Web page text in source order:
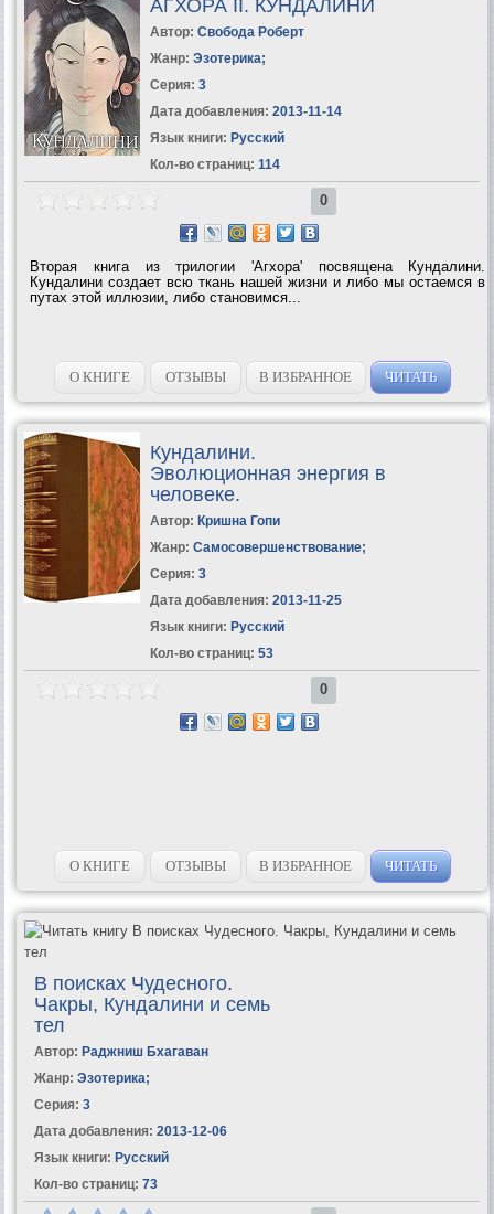
АГХОРА II. КУНДАЛИНИ
Автор: Свобода Роберт
Жанр: Эзотерика;
Серия: 3
Дата добавления: 2013-11-14
Язык книги: Русский
Кол-во страниц: 114
0
Вторая книга из трилогии 'Агхора' посвящена Кундалини.
Кундалини создает всю ткань нашей жизни и либо мы остаемся в
путах этой иллюзии, либо становимся...
О КНИГЕ ОТЗЫВЫ В ИЗБРАННОЕ ЧИТАТЬ
Кундалини.
Эволюционная энергия в
человеке.
Автор: Кришна Гопи
Жанр: Самосовершенствование;
Серия: 3
Дата добавления: 2013-11-25
Язык книги: Русский
Кол-во страниц: 53
0
О КНИГЕ ОТЗЫВЫ В ИЗБРАННОЕ ЧИТАТЬ
В поисках Чудесного.
Чакры, Кундалини и семь
тел
Автор: Раджниш Бхагаван
Жанр: Эзотерика;
Серия: 3
Дата добавления: 2013-12-06
Язык книги: Русский
Кол-во страниц: 73